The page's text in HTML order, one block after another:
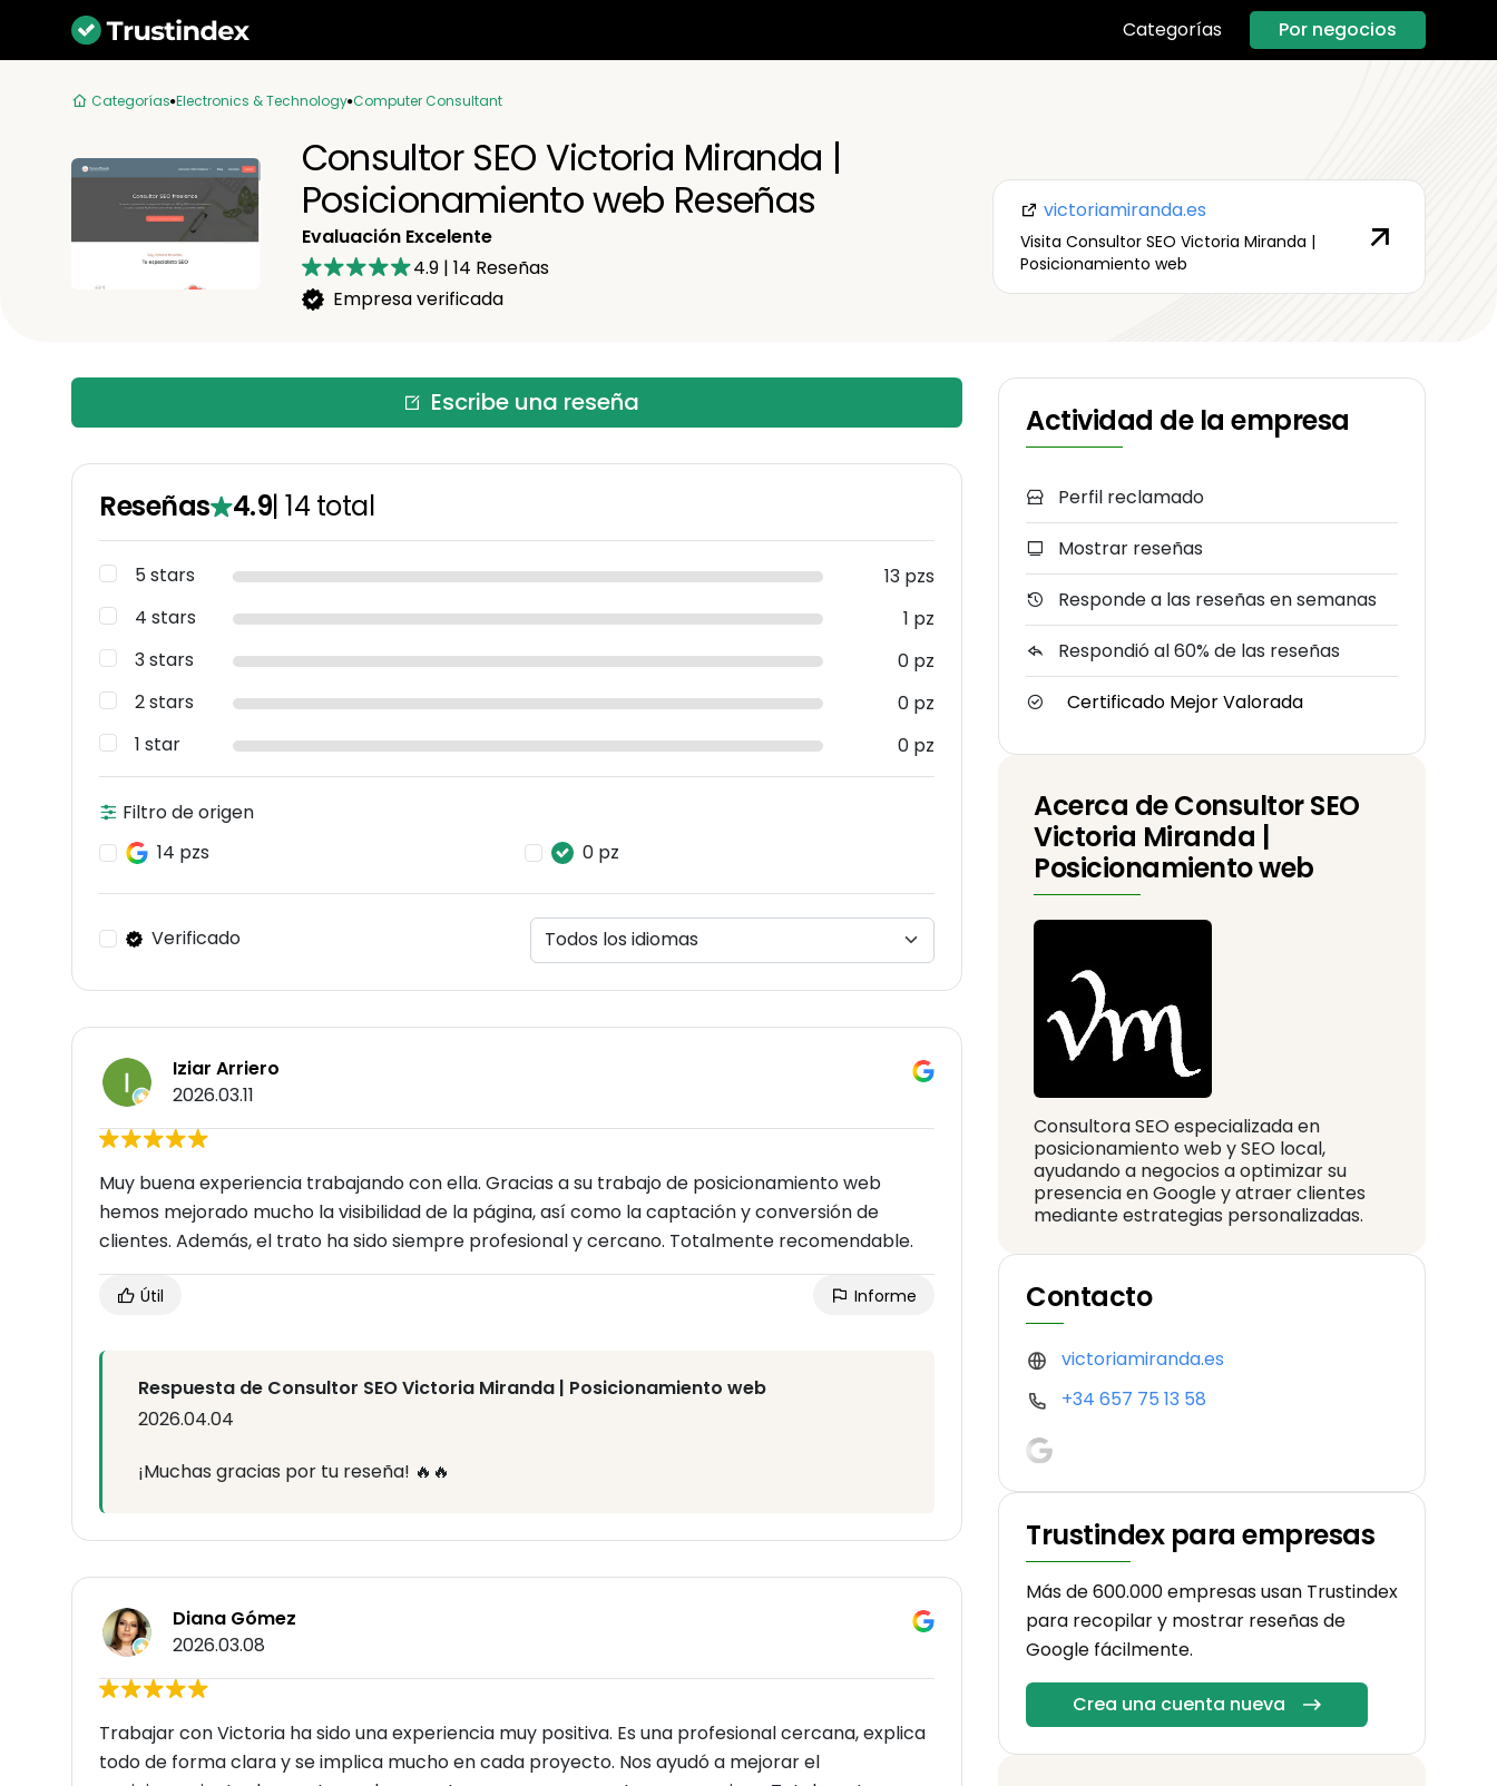
Categorías Por negocios
Categorías Electronics & Technology Computer Consultant
Consultor SEO Victoria Miranda |
Posicionamiento web Reseñas
Evaluación Excelente
4.9 | 14 Reseñas
Empresa verificada
victoriamiranda.es
Visita Consultor SEO Victoria Miranda |
Posicionamiento web
Escribe una reseña
Reseñas 4.9|14 total
5 stars
13 pzs
4 stars
1 pz
3 stars
0 pz
2 stars
0 pz
1 star
0 pz
Filtro de origen
14 pzs
0 pz
Verificado
Iziar Arriero
2026.03.11
Muy buena experiencia trabajando con ella. Gracias a su trabajo de posicionamiento web
hemos mejorado mucho la visibilidad de la página, así como la captación y conversión de
clientes. Además, el trato ha sido siempre profesional y cercano. Totalmente recomendable.
Útil Informe
Respuesta de Consultor SEO Victoria Miranda | Posicionamiento web
2026.04.04
¡Muchas gracias por tu reseña! 🔥🔥
Diana Gómez
2026.03.08
Trabajar con Victoria ha sido una experiencia muy positiva. Es una profesional cercana, explica
todo de forma clara y se implica mucho en cada proyecto. Nos ayudó a mejorar el
Actividad de la empresa
Perfil reclamado
Mostrar reseñas
Responde a las reseñas en semanas
Respondió al 60% de las reseñas
Certificado Mejor Valorada
Acerca de Consultor SEO
Victoria Miranda |
Posicionamiento web
Consultora SEO especializada en
posicionamiento web y SEO local,
ayudando a negocios a optimizar su
presencia en Google y atraer clientes
mediante estrategias personalizadas.
Contacto
victoriamiranda.es
+34 657 75 13 58
Trustindex para empresas
Más de 600.000 empresas usan Trustindex
para recopilar y mostrar reseñas de
Google fácilmente.
Crea una cuenta nueva